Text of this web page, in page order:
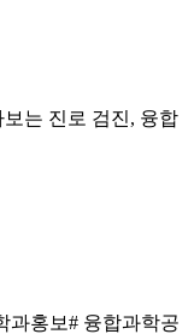
는 진로 검진, 융합
과홍보# 융합과학공